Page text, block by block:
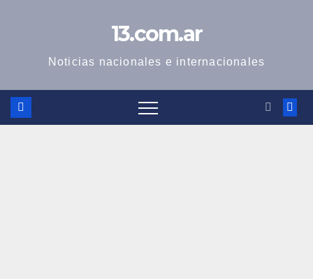
13.com.ar
Noticias nacionales e internacionales